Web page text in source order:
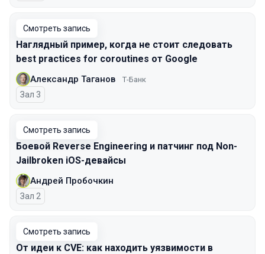
Смотреть запись
Наглядный пример, когда не стоит следовать
best practices for coroutines от Google
Александр Таганов Т-Банк
Зал 3
Смотреть запись
Боевой Reverse Engineering и патчинг под Non-
Jailbroken iOS-девайсы
Андрей Пробочкин
Зал 2
Смотреть запись
От идеи к CVE: как находить уязвимости в